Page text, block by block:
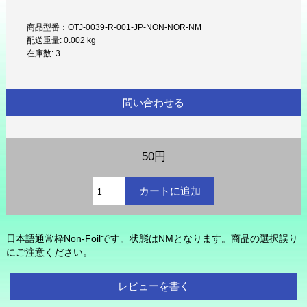
商品型番：OTJ-0039-R-001-JP-NON-NOR-NM
配送重量: 0.002 kg
在庫数: 3
問い合わせる
50円
日本語通常枠Non-Foilです。状態はNMとなります。商品の選択誤り
にご注意ください。
レビューを書く